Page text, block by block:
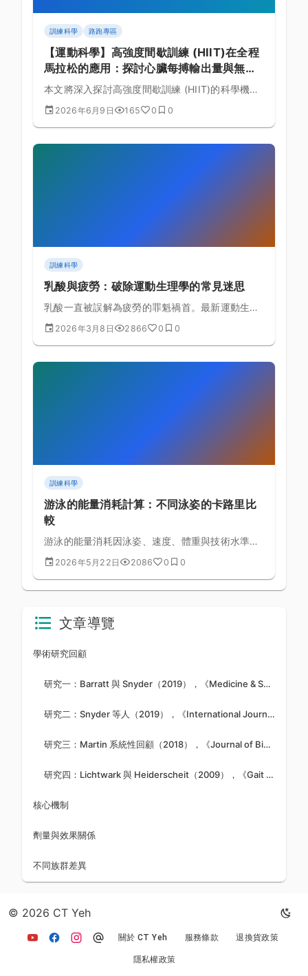
訓練科學 路跑專區
【運動科學】高強度間歇訓練 (HIIT)在全程
馬拉松的應用：探討心臟每搏輸出量與無氧
耐力的生理實證與課表規劃的黃金法則
本文將深入探討高強度間歇訓練 (HIIT)的科學機
制，結合全程馬拉松的生理需求，詳細解析心臟每
搏輸出量與無氧耐力的理論基礎與具體訓練課表排
2026年6月9日 165 0 0
訓練科學
乳酸與疲勞：破除運動生理學的常見迷思
乳酸一直被誤解為疲勞的罪魁禍首。最新運動生理
學研究揭示了乳酸真正的角色和疲勞的真實機制。
2026年3月8日 2866 0 0
訓練科學
游泳的能量消耗計算：不同泳姿的卡路里比
較
游泳的能量消耗因泳姿、速度、體重與技術水準而
有極大差異，坊間「游泳每小時燃燒 500 大卡」
的說法過於簡化。本文以運動生理學公式解析各泳
2026年5月22日 2086 0 0
文章導覽
學術研究回顧
研究一：Barratt 與 Snyder（2019），《Medicine & Science in Sports & Exercise》
研究二：Snyder 等人（2019），《International Journal of Sports Physiology and Performance》
研究三：Martin 系統性回顧（2018），《Journal of Biomechanics》
研究四：Lichtwark 與 Heiderscheit（2009），《Gait & Posture》
核心機制
劑量與效果關係
不同族群差異
再探索
1 挑戰心得
賽前焦慮管理：起跑線的緊張
© 2026 CT Yeh
關於 CT Yeh 服務條款 退換貨政策
隱私權政策